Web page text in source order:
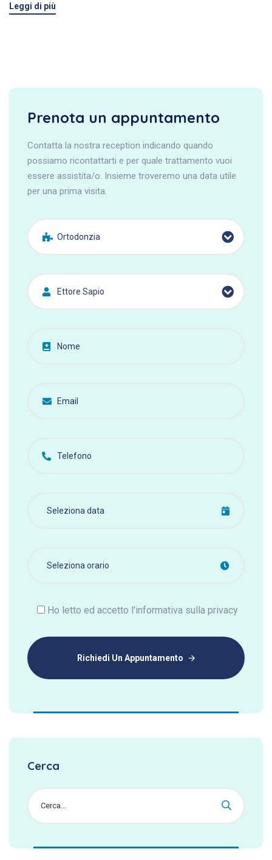
Leggi di più
Prenota un appuntamento
Contatta la nostra reception indicando quando
possiamo ricontattarti e per quale trattamento vuoi
essere assistita/o. Insieme troveremo una data utile
per una prima visita.
Ortodonzia
Ettore Sapio
Ho letto ed accetto l'informativa sulla privacy
Richiedi Un Appuntamento
Cerca